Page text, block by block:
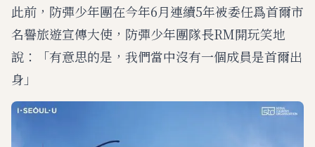
此前，防彈少年團在今年6月連續5年被委任爲首爾市
名譽旅遊宣傳大使，防彈少年團隊長RM開玩笑地
說：「有意思的是，我們當中沒有一個成員是首爾出
身」